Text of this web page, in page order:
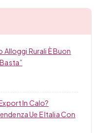
Rurali È Buon
In Calo?
Ue E Italia Con